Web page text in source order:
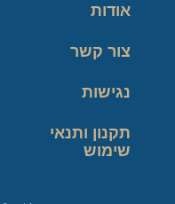
אודות
צור קשר
נגישות
תקנון ותנאי
שימוש